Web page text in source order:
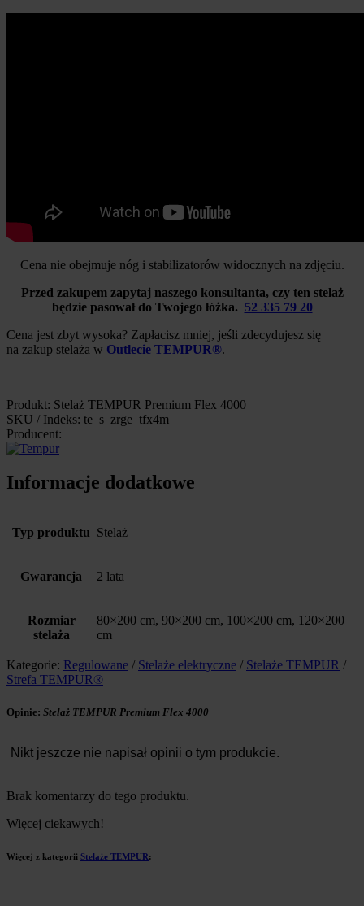
Cena nie obejmuje nóg i stabilizatorów widocznych na zdjęciu.
Przed zakupem zapytaj naszego konsultanta, czy ten stelaż
będzie pasował do Twojego łóżka. 52 335 79 20
Cena jest zbyt wysoka? Zapłacisz mniej, jeśli zdecydujesz się
na zakup stelaża w Outlecie TEMPUR®.
Produkt: Stelaż TEMPUR Premium Flex 4000
SKU / Indeks: te_s_zrge_tfx4m
Producent:
Informacje dodatkowe
Typ produktu Stelaż
Gwarancja 2 lata
Rozmiar
stelaża
80×200 cm, 90×200 cm, 100×200 cm, 120×200
cm
Kategorie: Regulowane / Stelaże elektryczne / Stelaże TEMPUR /
Strefa TEMPUR®
Opinie: Stelaż TEMPUR Premium Flex 4000
Nikt jeszcze nie napisał opinii o tym produkcie.
Brak komentarzy do tego produktu.
Więcej ciekawych!
Więcej z kategorii Stelaże TEMPUR: